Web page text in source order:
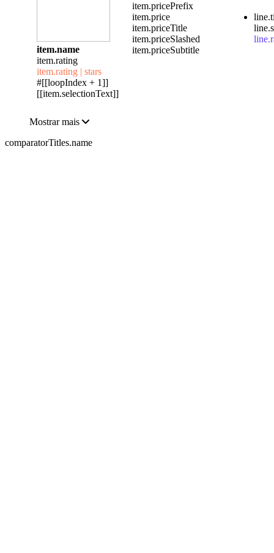
item.name
item.rating
item.rating | stars
#[[loopIndex + 1]]
[[item.selectionText]]
item.pricePrefix
item.price
item.priceTitle
item.priceSlashed
item.priceSubtitle
Mostrar mais
comparatorTitles.name